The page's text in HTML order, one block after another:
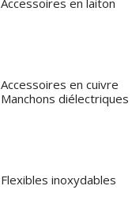
Accessoires en laiton
Accessoires en cuivre
Manchons diélectriques
Flexibles inoxydables